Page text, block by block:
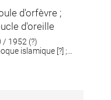
d'orfèvre ;
d'oreille
/ 1952 (?)
islamique [?] ;